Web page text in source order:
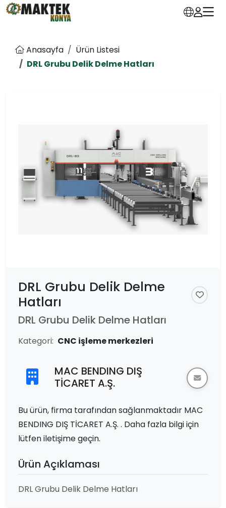
Anasayfa
Ürün Listesi
DRL Grubu Delik Delme Hatları
DRL Grubu Delik Delme
Hatları
DRL Grubu Delik Delme Hatları
Kategori: CNC işleme merkezleri
MAC BENDING DIŞ
TİCARET A.Ş.
Bu ürün, firma tarafından sağlanmaktadır MAC
BENDING DIŞ TİCARET A.Ş. . Daha fazla bilgi için
lütfen iletişime geçin.
Ürün Açıklaması
DRL Grubu Delik Delme Hatları